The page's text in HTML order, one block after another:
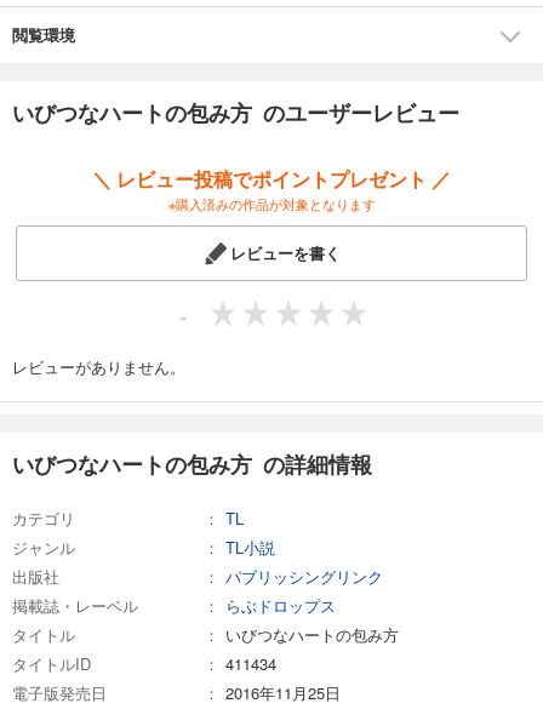
閲覧環境
いびつなハートの包み方 のユーザーレビュー
＼ レビュー投稿でポイントプレゼント ／
※購入済みの作品が対象となります
レビューを書く
-
レビューがありません。
いびつなハートの包み方 の詳細情報
カテゴリ
TL
ジャンル
TL小説
出版社
パブリッシングリンク
掲載誌・レーベル
らぶドロップス
タイトル
いびつなハートの包み方
タイトルID
411434
電子版発売日
2016年11月25日